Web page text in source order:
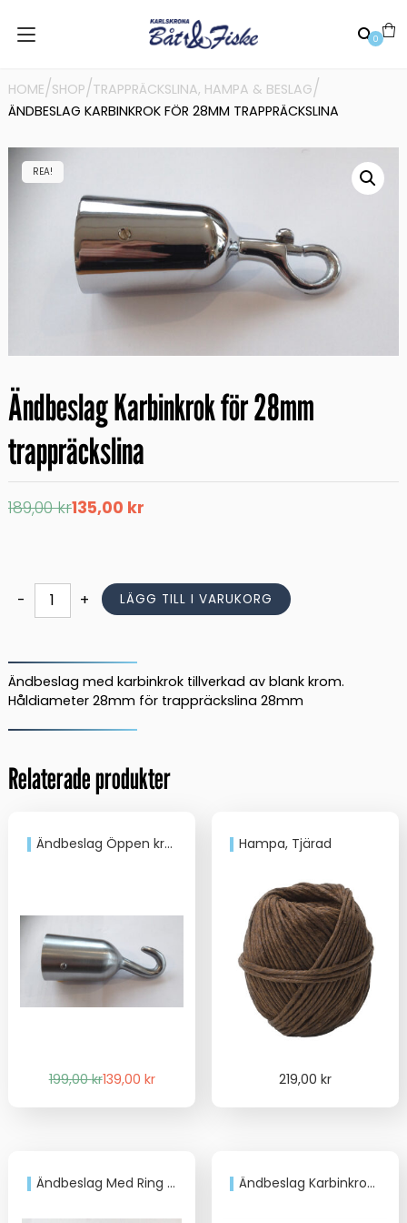
0
HOME/SHOP/TRAPPRÄCKSLINA, HAMPA & BESLAG/
ÄNDBESLAG KARBINKROK FÖR 28MM TRAPPRÄCKSLINA
REA!
Ändbeslag Karbinkrok för 28mm
trappräckslina
189,00kr
Det
ursprungliga
135,00 kr
Det
nuvarande
-
Ändbeslag
Karbinkrok
28mm
trappräckslina
mängd
+ LÄGG TILL I VARUKORG
Ändbeslag med karbinkrok tillverkad av blank krom.
Håldiameter 28mm för trappräckslina 28mm
Relaterade produkter
Ändbeslag Öppen krok för 36mm trappräckslina
199,00krDet
139,00 kr
Det
Hampa, Tjärad
219,00 kr
Ändbeslag Med Ring för 36mm trappräckslina Ändbeslag Karbinkrok för 28mm trappräckslina